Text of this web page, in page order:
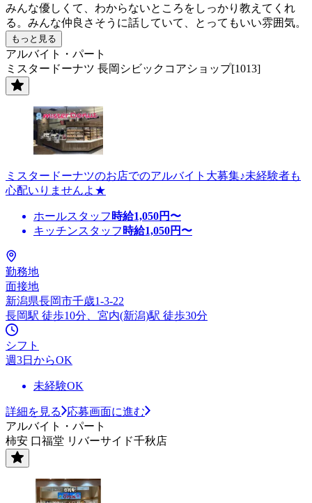
みんな優しくて、わからないところをしっかり教えてくれ
る。みんな仲良さそうに話していて、とってもいい雰囲気。
もっと見る
アルバイト・パート
ミスタードーナツ 長岡シビックコアショップ[1013]
ミスタードーナツのお店でのアルバイト大募集♪未経験者も
心配いりませんよ★
ホールスタッフ 時給1,050円〜
キッチンスタッフ 時給1,050円〜
勤務地
面接地
新潟県長岡市千歳1-3-22
長岡駅 徒歩10分、宮内(新潟)駅 徒歩30分
シフト
週3日からOK
未経験OK
詳細を見る
応募画面に進む
アルバイト・パート
柿安 口福堂 リバーサイド千秋店